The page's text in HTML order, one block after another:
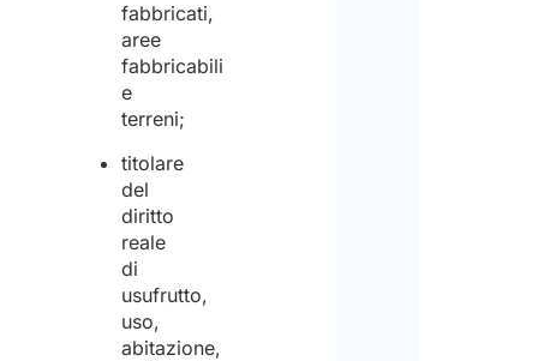
fabbricati,
aree
fabbricabili
e
terreni;
titolare
del
diritto
reale
di
usufrutto,
uso,
abitazione,